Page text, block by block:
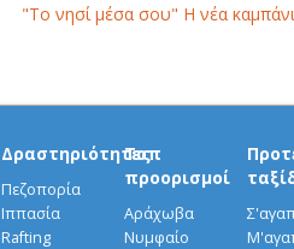
"Το νησί μέσα σου" Η νέα
Δραστηριότητες
Πεζοπορία
Ιππασία
Rafting
Τοπ
προορισμοί
Αράχωβα
Νυμφαίο